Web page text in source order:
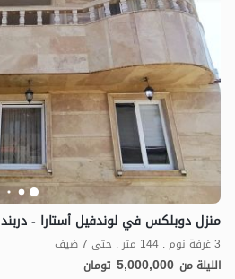
منزل دوبلكس في لوندفيل أستارا - دربند
3 غرفة نوم . 144 متر . حتى 7 ضيف
الليلة من 5,000,000 تومان